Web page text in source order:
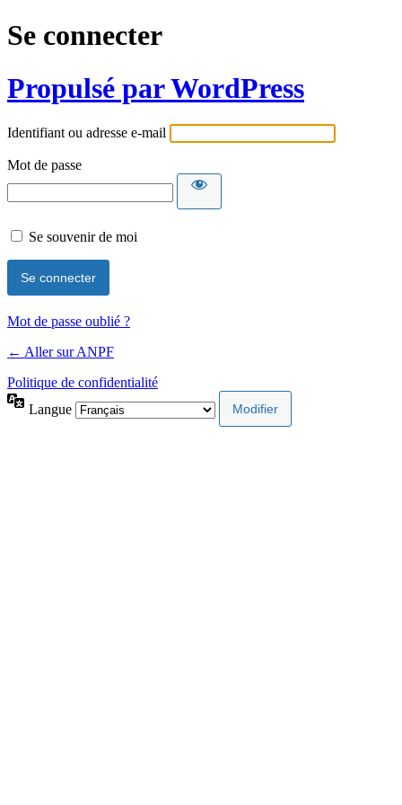
Se connecter
Propulsé par WordPress
Identifiant ou adresse e-mail
Mot de passe
Se souvenir de moi
Mot de passe oublié ?
← Aller sur ANPF
Politique de confidentialité
Langue